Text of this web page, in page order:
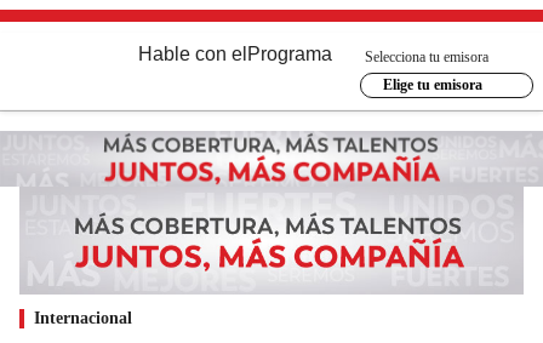
Hable con el Programa
Selecciona tu emisora
Elige tu emisora
Internacional